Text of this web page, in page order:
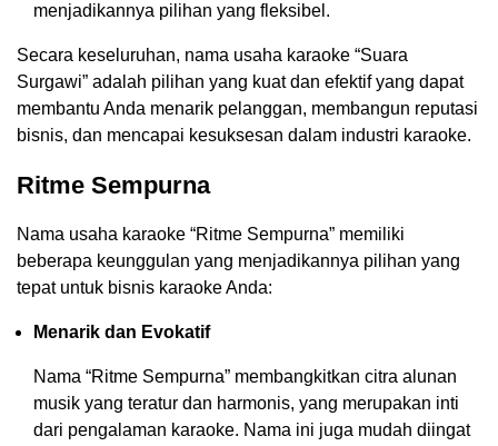
menjadikannya pilihan yang fleksibel.
Secara keseluruhan, nama usaha karaoke “Suara
Surgawi” adalah pilihan yang kuat dan efektif yang dapat
membantu Anda menarik pelanggan, membangun reputasi
bisnis, dan mencapai kesuksesan dalam industri karaoke.
Ritme Sempurna
Nama usaha karaoke “Ritme Sempurna” memiliki
beberapa keunggulan yang menjadikannya pilihan yang
tepat untuk bisnis karaoke Anda:
Menarik dan Evokatif
Nama “Ritme Sempurna” membangkitkan citra alunan
musik yang teratur dan harmonis, yang merupakan inti
dari pengalaman karaoke. Nama ini juga mudah diingat